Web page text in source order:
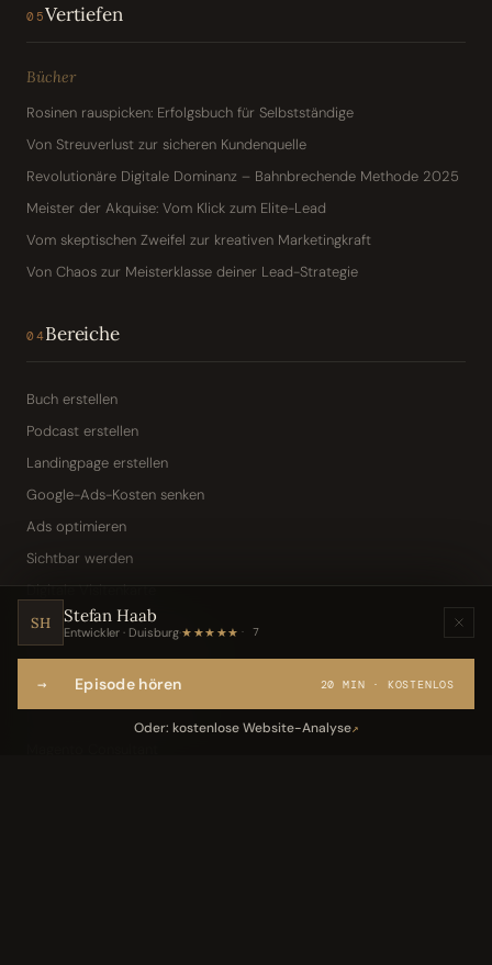
05Vertiefen
Bücher
Rosinen rauspicken: Erfolgsbuch für Selbstständige
Von Streuverlust zur sicheren Kundenquelle
Revolutionäre Digitale Dominanz – Bahnbrechende Methode 2025
Meister der Akquise: Vom Klick zum Elite-Lead
Vom skeptischen Zweifel zur kreativen Marketingkraft
Von Chaos zur Meisterklasse deiner Lead-Strategie
04Bereiche
Buch erstellen
Podcast erstellen
Landingpage erstellen
Google-Ads-Kosten senken
Ads optimieren
Sichtbar werden
Digitale Visitenkarte
KI-Assistent (Toni · Jarvis)
Webseite per Sprache
SH Stefan Haab
Entwickler · Duisburg·★★★★★ 7
→ Episode hören 20 MIN · KOSTENLOS
Oder: kostenlose Website-Analyse↗